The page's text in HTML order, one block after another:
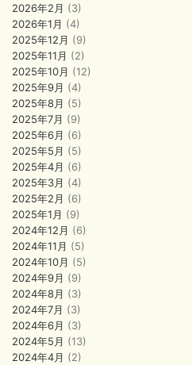
2026年2月 (3)
2026年1月 (4)
2025年12月 (9)
2025年11月 (2)
2025年10月 (12)
2025年9月 (4)
2025年8月 (5)
2025年7月 (9)
2025年6月 (6)
2025年5月 (5)
2025年4月 (6)
2025年3月 (4)
2025年2月 (6)
2025年1月 (9)
2024年12月 (6)
2024年11月 (5)
2024年10月 (5)
2024年9月 (9)
2024年8月 (3)
2024年7月 (3)
2024年6月 (3)
2024年5月 (13)
2024年4月 (2)